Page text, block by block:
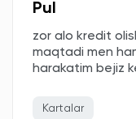
Pul
zor alo kredit
maqtadi men
harakatim bejiz
Kartalar